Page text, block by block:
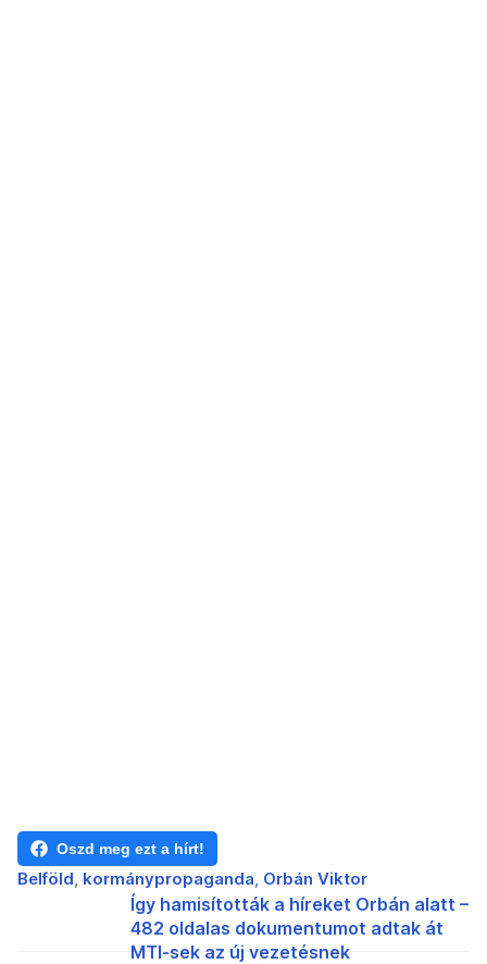
Oszd meg ezt a hírt!
Belföld kormánypropaganda Orbán Viktor
Így hamisították a híreket Orbán alatt –
482 oldalas dokumentumot adtak át
MTI-sek az új vezetésnek